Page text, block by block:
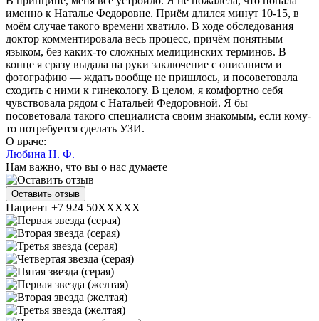
именно к Наталье Федоровне. Приём длился минут 10-15, в
моём случае такого времени хватило. В ходе обследования
доктор комментировала весь процесс, причём понятным
языком, без каких-то сложных медицинских терминов. В
конце я сразу выдала на руки заключение с описанием и
фотографию — ждать вообще не пришлось, и посоветовала
сходить с ними к гинекологу. В целом, я комфортно себя
чувствовала рядом с Натальей Федоровной. Я бы
посоветовала такого специалиста своим знакомым, если кому-
то потребуется сделать УЗИ.
О враче:
Любина Н. Ф.
Нам важно, что вы о нас думаете
Оставить отзыв
Пациент +7 924 50XXXXX